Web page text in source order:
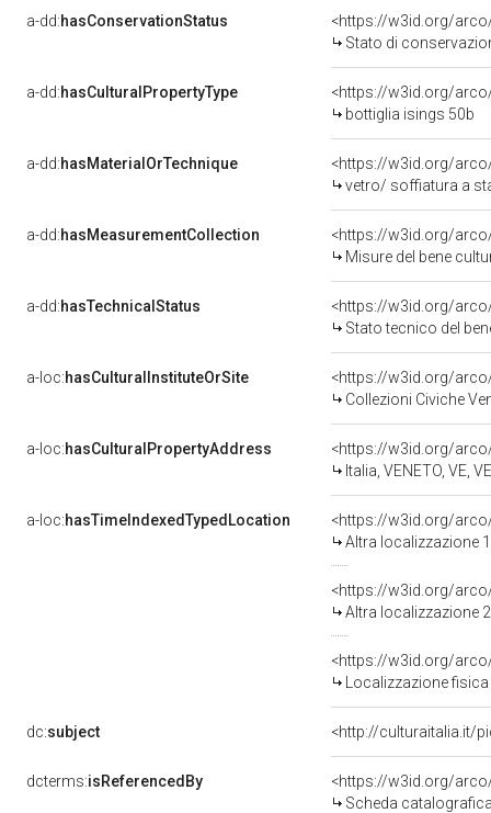
a-dd:hasConservationStatus
Stato di
a-dd:hasCulturalPropertyType
<https://w3id.org/
bottiglia isings 50b
a-dd:hasMaterialOrTechnique
vetro/ soffiatura a
a-dd:hasMeasurementCollection
<https://w3id.org/
Misure del bene
a-dd:hasTechnicalStatus
<https://w3id.org/
Stato tecnico del
a-loc:hasCulturalInstituteOrSite
Collezioni Civiche
a-loc:hasCulturalPropertyAddress
<https://w3id.org/
Italia, VENETO, VE,
a-loc:hasTimeIndexedTypedLocation
<https://w3id.org/
Altra localizzazione
<https://w3id.org/
Altra localizzazione
<https://w3id.org/
Localizzazione
dc:subject <http://culturaitalia.it/
dcterms:isReferencedBy
<https://w3id.org/
Scheda